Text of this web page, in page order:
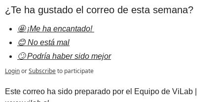
¿Te ha gustado el correo de esta semana?
🤩 ¡Me ha encantado!
😊 No está mal
🙄 Podría haber sido mejor
LoginorSubscribeto participate
Est